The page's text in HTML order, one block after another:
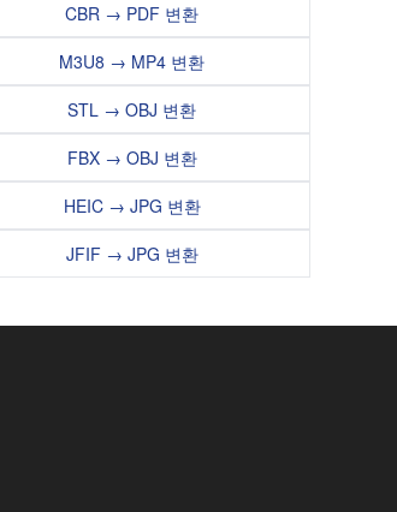
CBR → PDF 변환
M3U8 → MP4 변환
STL → OBJ 변환
FBX → OBJ 변환
HEIC → JPG 변환
JFIF → JPG 변환